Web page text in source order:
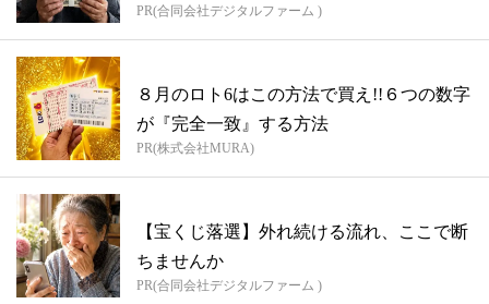
PR(合同会社デジタルファーム )
８月のロト6はこの方法で買え!!６つの数字
が『完全一致』する方法
PR(株式会社MURA)
【宝くじ落選】外れ続ける流れ、ここで断
ちませんか
PR(合同会社デジタルファーム )